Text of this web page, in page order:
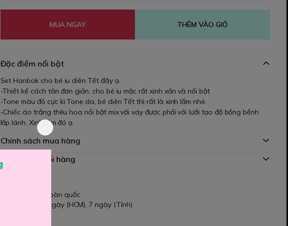
MUA NGAY THÊM VÀO GIỎ
Đặc điểm nổi bật
Set Hanbok cho bé iu diên Tết đây ạ.
-Thiết kế cách tân đơn giản, cho bé iu mặc rất xinh xắn và nổi bật
-Tone màu đỏ cực kì Tone da, bé diên Tết thì rất là xinh lắm nhé.
-Chiếc áo trắng thêu hoa nổi bật mix với váy được phối với lưới tạo độ bồng bềnh
lấp lánh. Xinh lắm đó ạ.
Chính sách mua hàng
Chính sách đổi hàng
Giao hàng toàn quốc
Đổi hàng 3 ngày (HCM), 7 ngày (Tỉnh)